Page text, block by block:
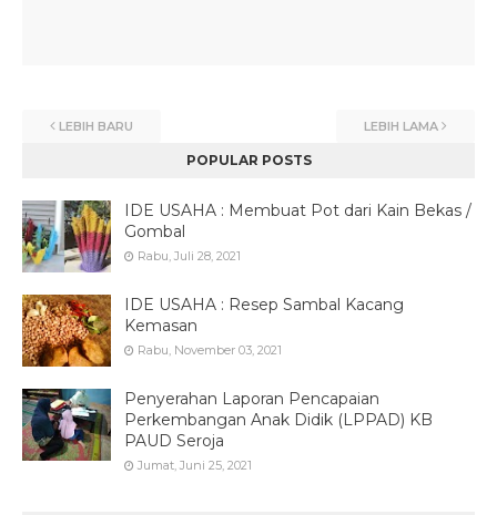
LEBIH BARU LEBIH LAMA
POPULAR POSTS
IDE USAHA : Membuat Pot dari Kain Bekas /
Gombal
Rabu, Juli 28, 2021
IDE USAHA : Resep Sambal Kacang
Kemasan
Rabu, November 03, 2021
Penyerahan Laporan Pencapaian
Perkembangan Anak Didik (LPPAD) KB
PAUD Seroja
Jumat, Juni 25, 2021